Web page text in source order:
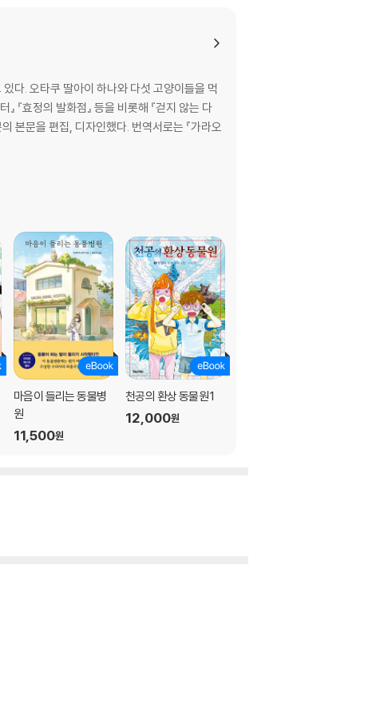
다. 오타쿠 딸아이 하나와 다섯 고양이들을 먹
디자인했다. 번역서로는 『가라오
마음이 들리는 동물병
원
11,500원
천공의 환상 동물원 1
12,000원